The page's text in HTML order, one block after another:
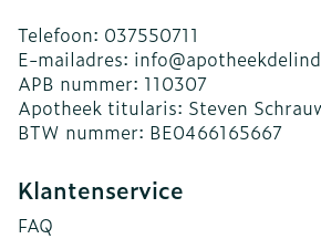
Telefoon: 037550711
E-mailadres: info@
APB nummer: 110307
Apotheek titularis: Steven
BTW nummer: BE0466165667
Klantenservice
FAQ